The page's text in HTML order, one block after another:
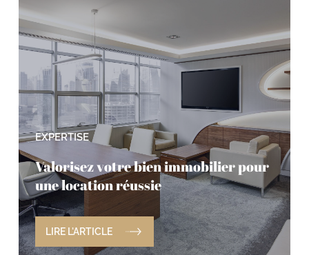
EXPERTISE
Valorisez votre bien immobilier pour
une location réussie
LIRE L'ARTICLE